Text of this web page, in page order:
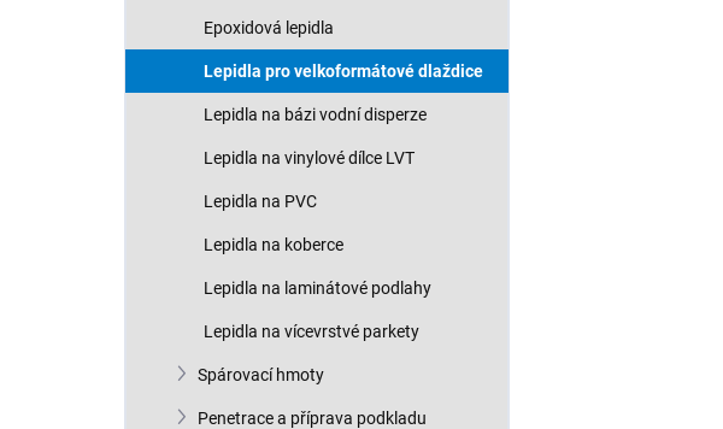
a
Epoxidová lepidla
Lepidla pro velkoformátové dlaždice
Lepidla na bázi vodní disperze
Lepidla na vinylové dílce LVT
Lepidla na PVC
Lepidla na koberce
Lepidla na laminátové podlahy
Lepidla na vícevrstvé parkety
Spárovací hmoty
Penetrace a příprava podkladu